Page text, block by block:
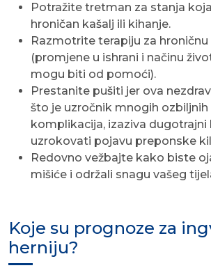
Potražite tretman za stanja
hroničan kašalj ili kihanje.
Razmotrite terapiju za
(promjene u ishrani i načinu
mogu biti od pomoći).
Prestanite pušiti jer ova
što je uzročnik mnogih ozbiljnih
komplikacija, izaziva dugotrajni
uzrokovati pojavu preponske
Redovno vežbajte kako biste
mišiće i održali snagu vašeg
Koje su prognoze za
herniju?